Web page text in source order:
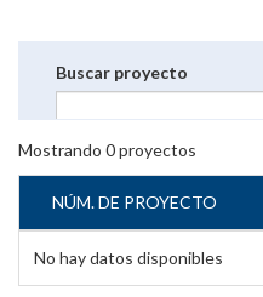
Buscar proyecto
Mostrando 0proyectos
NÚM. DE PROYECTO
No hay datos disponibles